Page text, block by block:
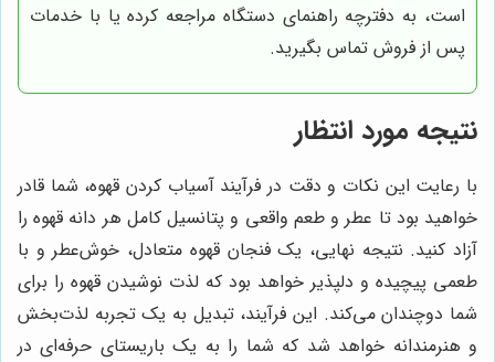
است، به دفترچه راهنمای دستگاه مراجعه کرده یا با خدمات
پس از فروش تماس بگیرید.
نتیجه مورد انتظار
با رعایت این نکات و دقت در فرآیند آسیاب کردن قهوه، شما قادر
خواهید بود تا عطر و طعم واقعی و پتانسیل کامل هر دانه قهوه را
آزاد کنید. نتیجه نهایی، یک فنجان قهوه متعادل، خوش‌عطر و با
طعمی پیچیده و دلپذیر خواهد بود که لذت نوشیدن قهوه را برای
شما دوچندان می‌کند. این فرآیند، تبدیل به یک تجربه لذت‌بخش
و هنرمندانه خواهد شد که شما را به یک باریستای حرفه‌ای در